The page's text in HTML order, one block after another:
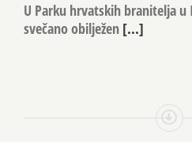
U Parku hrvatskih branitelja u
svečano obilježen [...]